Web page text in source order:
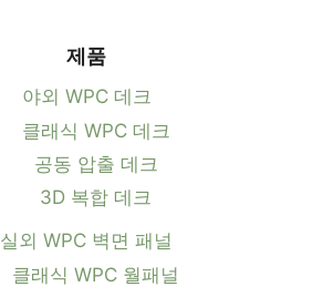
제품
야외 WPC 데크
클래식 WPC 데크
공동 압출 데크
3D 복합 데크
실외 WPC 벽면 패널
클래식 WPC 월패널